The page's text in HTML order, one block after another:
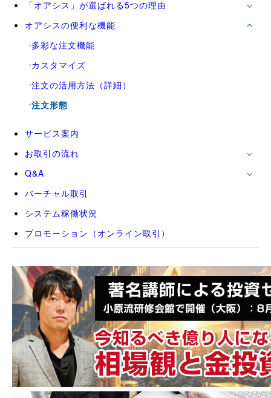
「オアシス」が選ばれる5つの理由
オアシスの便利な機能
多彩な注文機能
カスタマイズ
注文の活用方法（詳細）
注文形態
サービス案内
お取引の流れ
Q&A
バーチャル取引
システム稼働状況
プロモーション（オンライン取引）